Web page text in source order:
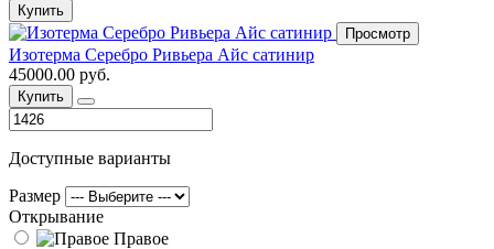
Купить
Просмотр
Изотерма Серебро Ривьера Айс сатинир
45000.00 руб.
Купить
Доступные варианты
Размер
Открывание
Правое